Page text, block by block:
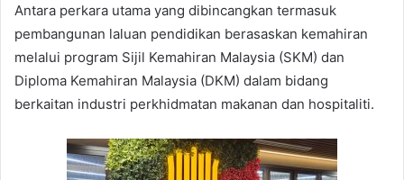
Antara perkara utama yang dibincangkan termasuk
pembangunan laluan pendidikan berasaskan kemahiran
melalui program Sijil Kemahiran Malaysia (SKM) dan
Diploma Kemahiran Malaysia (DKM) dalam bidang
berkaitan industri perkhidmatan makanan dan hospitaliti.